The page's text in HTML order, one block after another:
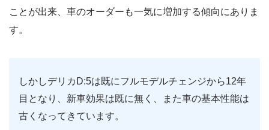
ことが出来、車のオーダーも一気に増加する傾向にありま
す。
しかしデリカD:5は既にフルモデルチェンジから12年
目となり、新車効果は既に無く、また車の基本性能は
古くなってきています。